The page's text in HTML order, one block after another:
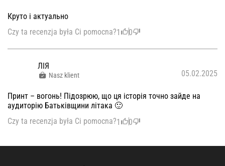
Круто і актуально
Czy ta recenzja była Ci pomocna?1 0
ЛІЯ
Nasz klient 05.02.2025
Принт – вогонь! Підозрюю, що ця історія точно зайде на
аудиторію Батьківщини літака 🙂
Czy ta recenzja była Ci pomocna?1 0